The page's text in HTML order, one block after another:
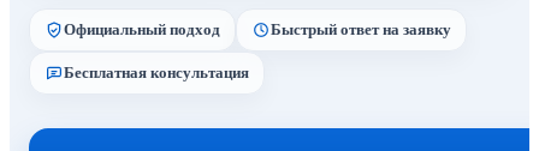
Официальный подход Быстрый ответ на заявку
Бесплатная консультация